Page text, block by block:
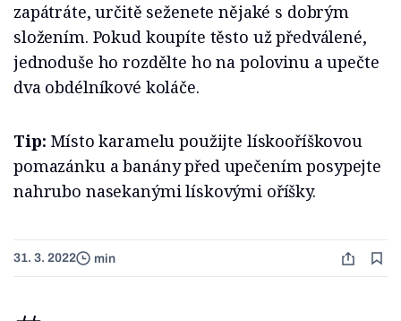
zapátráte, určitě seženete nějaké s dobrým
složením. Pokud koupíte těsto už předválené,
jednoduše ho rozdělte ho na polovinu a upečte
dva obdélníkové koláče.
Tip: Místo karamelu použijte lískooříškovou
pomazánku a banány před upečením posypejte
nahrubo nasekanými lískovými oříšky.
31. 3. 2022 min